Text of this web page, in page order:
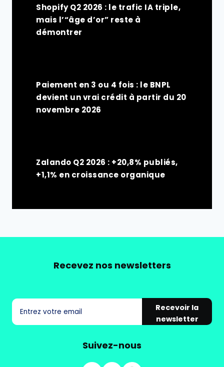
Shopify Q2 2026 : le trafic IA triple,
mais l’“âge d’or” reste à
démontrer
Paiement en 3 ou 4 fois : le BNPL
devient un vrai crédit à partir du 20
novembre 2026
Zalando Q2 2026 : +20,8% publiés,
+1,1% en croissance organique
Recevez nos newsletters
Recevoir la
newsletter
Suivez-nous